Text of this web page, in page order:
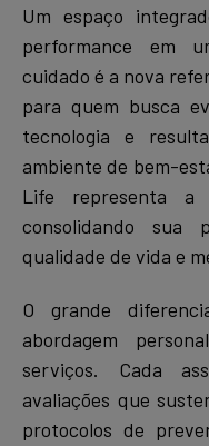
Um espaço
performance em
cuidado é a nova
para quem busca
tecnologia e
ambiente de bem-
Life representa a
consolidando sua
qualidade de vida e
O grande
abordagem
serviços. Cada
avaliações que
protocolos de